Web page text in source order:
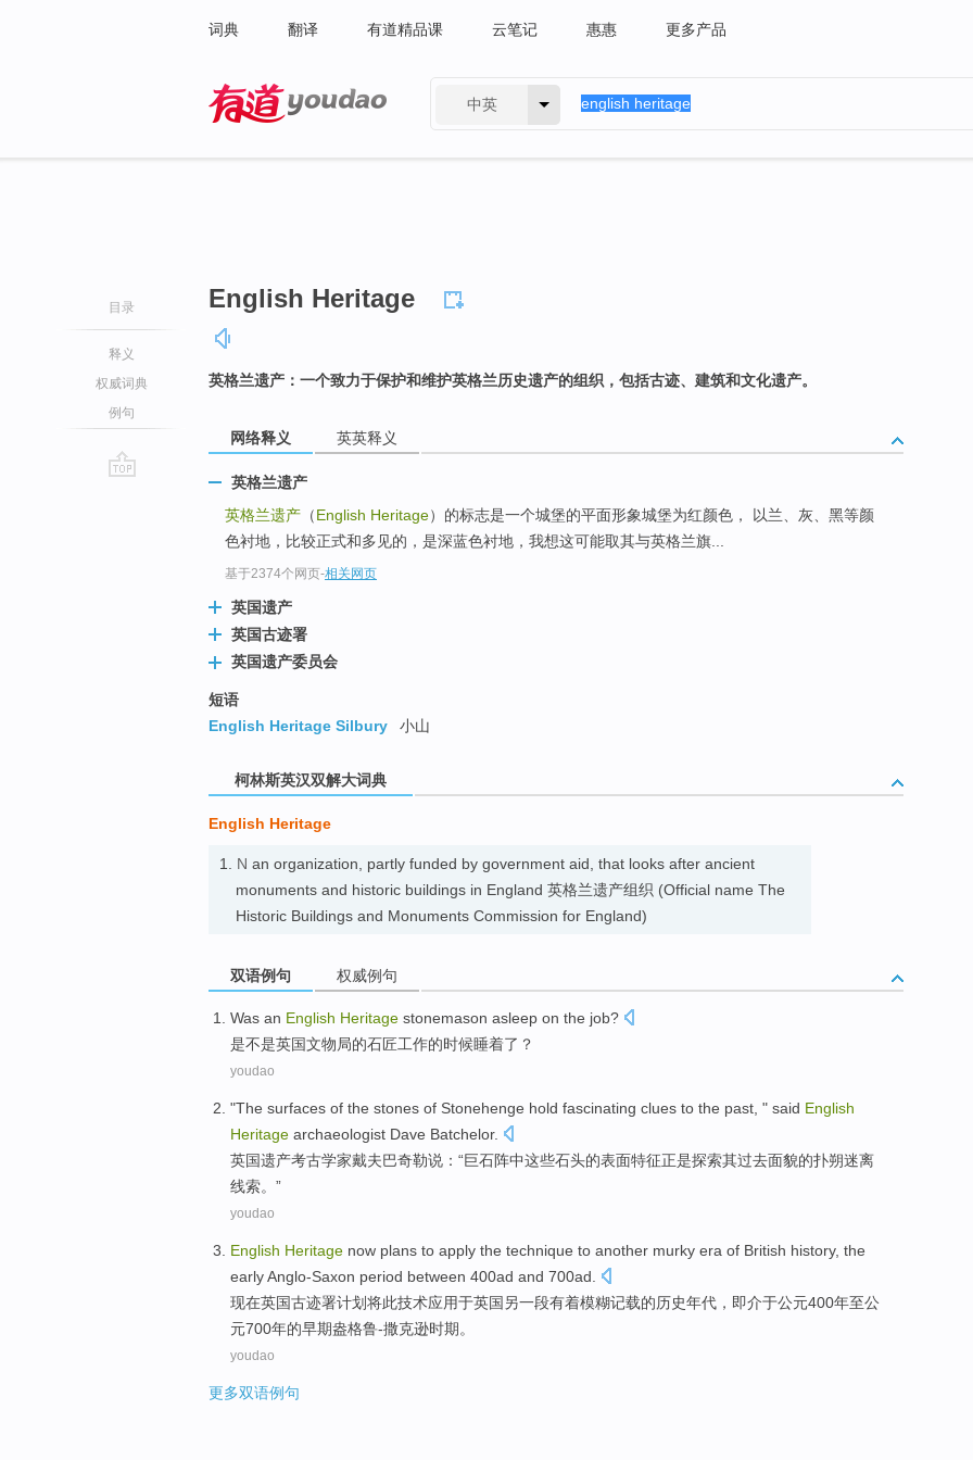
词典 翻译 有道精品课 云笔记 惠惠 更多产品
中英
目录
释义
权威词典
例句
English Heritage
英格兰遗产：一个致力于保护和维护英格兰历史遗产的组织，包括古迹、建筑和文化遗产。
网络释义 英英释义
英格兰遗产
英格兰遗产 （English Heritage）的标志是一个城堡的平面形象城堡为红颜色， 以兰、灰、黑等颜
色衬地，比较正式和多见的，是深蓝色衬地，我想这可能取其与英格兰旗...
基于2374个网页-相关网页
英国遗产
英国古迹署
英国遗产委员会
短语
English Heritage Silbury
小山
柯林斯英汉双解大词典
English Heritage
1. N an organization, partly funded by government aid, that looks after ancient
monuments and historic buildings in England 英格兰遗产组织 (Official name The
Historic Buildings and Monuments Commission for England)
双语例句 权威例句
Was an English Heritage stonemason asleep on the job?
是不是英国文物局的石匠工作的时候睡着了？
youdao
"The surfaces of the stones of Stonehenge hold fascinating clues to the past , " said English
Heritage archaeologist Dave Batchelor.
英国遗产考古学家戴夫巴奇勒说：“巨石阵中这些石头的表面特征正是探索其过去面貌的扑朔迷离
线索。”
youdao
English Heritage now plans to apply the technique to another murky era of British history, the
earlyAnglo-Saxon period between 400ad and 700ad
现在英国古迹署计划将此技术应用于英国 另一段有着模糊记载的历史年代 ，即介于公元400年至公
元700年的早期盎格鲁-撒克逊时期。
youdao
更多双语例句